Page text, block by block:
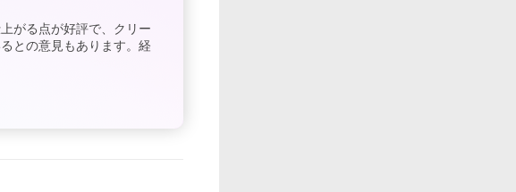
がる点が好評で、クリー
との意見もあります。経